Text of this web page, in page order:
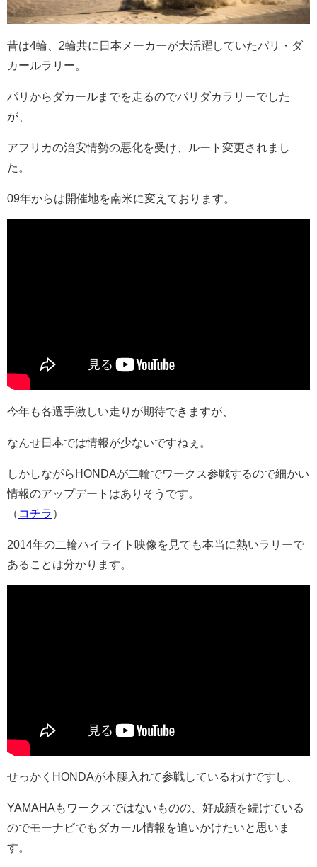
昔は4輪、2輪共に日本メーカーが大活躍していたパリ・ダ
カールラリー。
パリからダカールまでを走るのでパリダカラリーでした
が、
アフリカの治安情勢の悪化を受け、ルート変更されまし
た。
09年からは開催地を南米に変えております。
今年も各選手激しい走りが期待できますが、
なんせ日本では情報が少ないですねぇ。
しかしながらHONDAが二輪でワークス参戦するので細かい
情報のアップデートはありそうです。
（ コチラ ）
2014年の二輪ハイライト映像を見ても本当に熱いラリーで
あることは分かります。
せっかくHONDAが本腰入れて参戦しているわけですし、
YAMAHAもワークスではないものの、好成績を続けている
のでモーナビでもダカール情報を追いかけたいと思いま
す。